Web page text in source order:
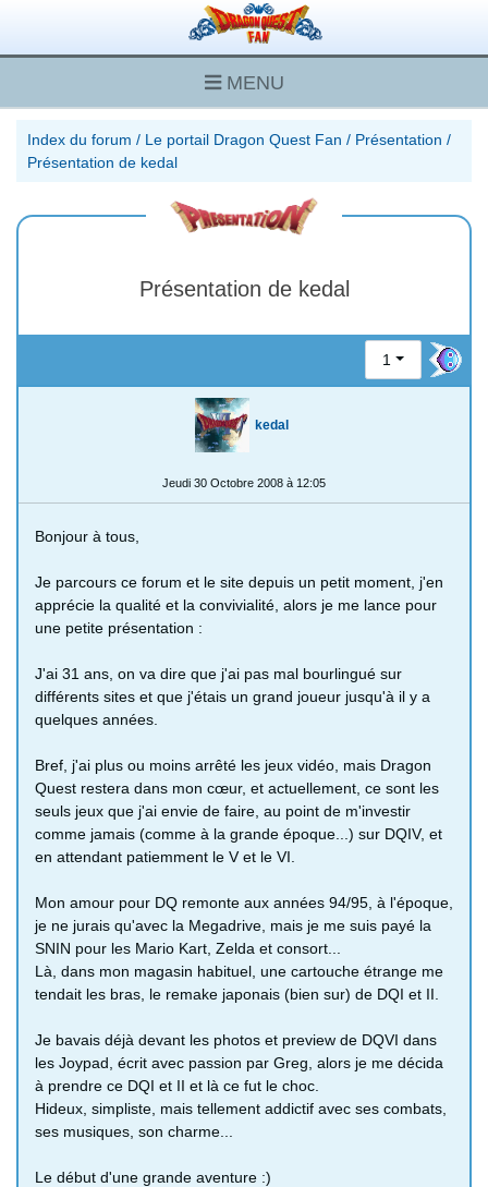
MENU
Index du forum / Le portail Dragon Quest Fan / Présentation /
Présentation de kedal
Présentation de kedal
1
kedal
Jeudi 30 Octobre 2008 à 12:05
Bonjour à tous,
Je parcours ce forum et le site depuis un petit moment, j'en
apprécie la qualité et la convivialité, alors je me lance pour
une petite présentation :
J'ai 31 ans, on va dire que j'ai pas mal bourlingué sur
différents sites et que j'étais un grand joueur jusqu'à il y a
quelques années.
Bref, j'ai plus ou moins arrêté les jeux vidéo, mais Dragon
Quest restera dans mon cœur, et actuellement, ce sont les
seuls jeux que j'ai envie de faire, au point de m'investir
comme jamais (comme à la grande époque...) sur DQIV, et
en attendant patiemment le V et le VI.
Mon amour pour DQ remonte aux années 94/95, à l'époque,
je ne jurais qu'avec la Megadrive, mais je me suis payé la
SNIN pour les Mario Kart, Zelda et consort...
Là, dans mon magasin habituel, une cartouche étrange me
tendait les bras, le remake japonais (bien sur) de DQI et II.
Je bavais déjà devant les photos et preview de DQVI dans
les Joypad, écrit avec passion par Greg, alors je me décida
à prendre ce DQI et II et là ce fut le choc.
Hideux, simpliste, mais tellement addictif avec ses combats,
ses musiques, son charme...
Le début d'une grande aventure :)